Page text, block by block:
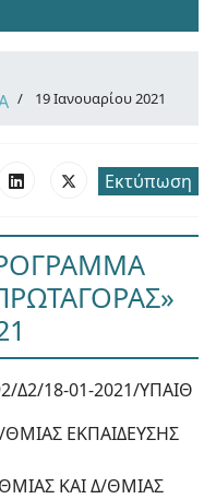
19 Ιανουαρίου 2021
Εκτύπωση
Δ2/18-01-2021/ΥΠΑΙΘ
ΕΚΠΑΙΔΕΥΣΗΣ
ΚΑΙ Δ/ΘΜΙΑΣ